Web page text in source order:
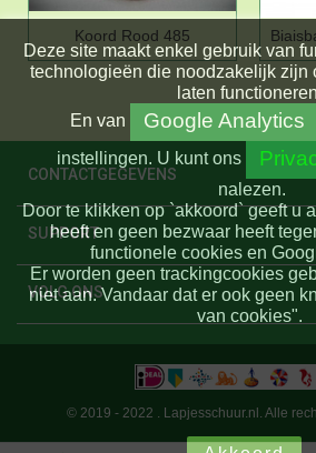
Koord Rood 485
CONTACTGEGEVENS
SUPPORT
VOLG ONS
Deze site maakt enkel gebruik van
technologieën die noodzakelijk zijn
laten
En van Google Analytics
instellingen. U kunt ons
nalezen.
Door te klikken op `akkoord` geeft u
heeft en geen bezwaar heeft
functionele cookies en
Er worden geen trackingcookies
niet aan. Vandaar dat er ook geen
van cookies".
© 2019 - 2022 . Lapjesschuur.nl. Alle